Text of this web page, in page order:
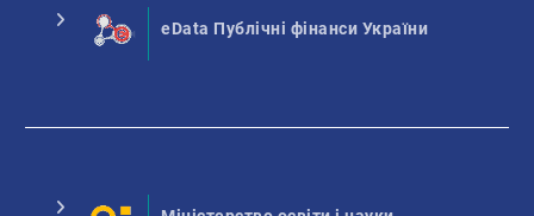
eData Публічні фінанси України